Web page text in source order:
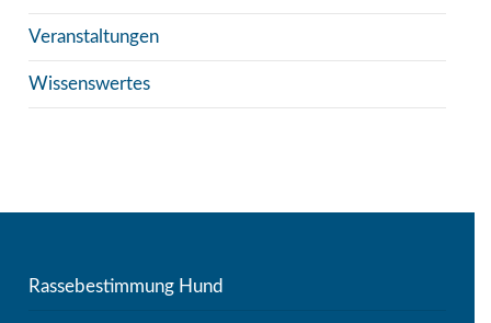
Veranstaltungen
Wissenswertes
Rassebestimmung Hund